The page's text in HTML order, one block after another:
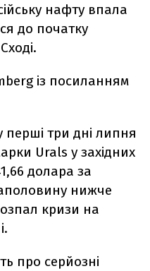
нафту впала
до початку
із посиланням
три дні липня
Urals у західних
долара за
нижче
кризи на
про серйозні